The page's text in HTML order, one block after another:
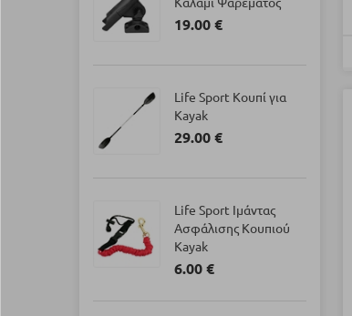
19.00 €
Life Sport Κουπί για
Kayak
29.00 €
Life Sport Ιμάντας
Ασφάλισης Κουπιού
Kayak
6.00 €